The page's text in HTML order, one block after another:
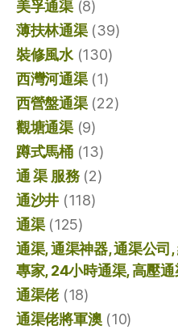
美孚通渠(8)
薄扶林通渠(39)
裝修風水(130)
西灣河通渠(1)
西營盤通渠(22)
觀塘通渠(9)
蹲式馬桶(13)
通 渠 服務(2)
通沙井 (118)
通渠(125)
通渠, 通渠神器, 通渠公司
專家, 24小時通渠, 高壓通
通渠佬(18)
通渠佬將軍澳(10)